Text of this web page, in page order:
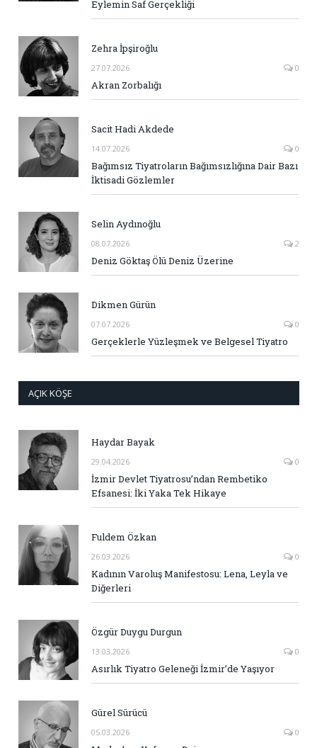
Eylemin Saf Gerçekliği
Zehra İpşiroğlu
27.07.2026 0
Akran Zorbalığı
Sacit Hadi Akdede
14.07.2026 0
Bağımsız Tiyatroların Bağımsızlığına Dair Bazı
İktisadi Gözlemler
Selin Aydınoğlu
08.07.2026 2
Deniz Göktaş Ölü Deniz Üzerine
Dikmen Gürün
07.07.2026 0
Gerçeklerle Yüzleşmek ve Belgesel Tiyatro
AÇIK KÖŞE
Haydar Bayak
29.04.2026 0
İzmir Devlet Tiyatrosu’ndan Rembetiko
Efsanesi: İki Yaka Tek Hikaye
Fuldem Özkan
26.03.2026 0
Kadının Varoluş Manifestosu: Lena, Leyla ve
Diğerleri
Özgür Duygu Durgun
13.03.2026 0
Asırlık Tiyatro Geleneği İzmir’de Yaşıyor
Gürel Sürücü
05.03.2026 0